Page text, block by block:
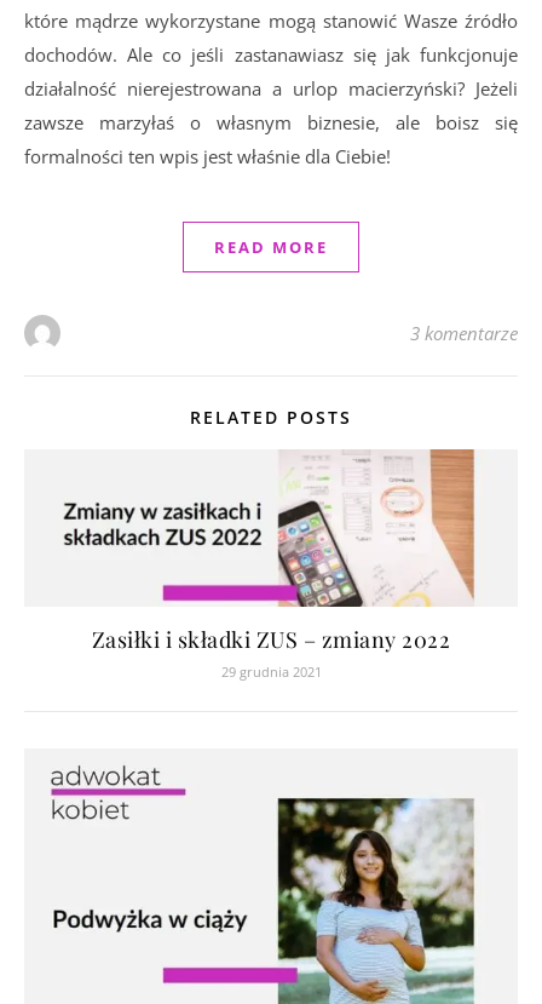
które mądrze wykorzystane mogą stanowić Wasze źródło
dochodów. Ale co jeśli zastanawiasz się jak funkcjonuje
działalność nierejestrowana a urlop macierzyński? Jeżeli
zawsze marzyłaś o własnym biznesie, ale boisz się
formalności ten wpis jest właśnie dla Ciebie!
READ MORE
3 komentarze
RELATED POSTS
Zasiłki i składki ZUS – zmiany 2022
29 grudnia 2021